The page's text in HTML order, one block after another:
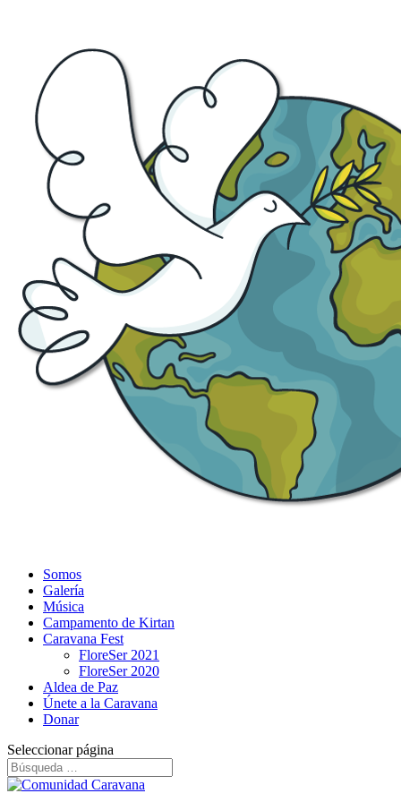
Somos
Galería
Música
Campamento de Kirtan
Caravana Fest
FloreSer 2021
FloreSer 2020
Aldea de Paz
Únete a la Caravana
Donar
Seleccionar página